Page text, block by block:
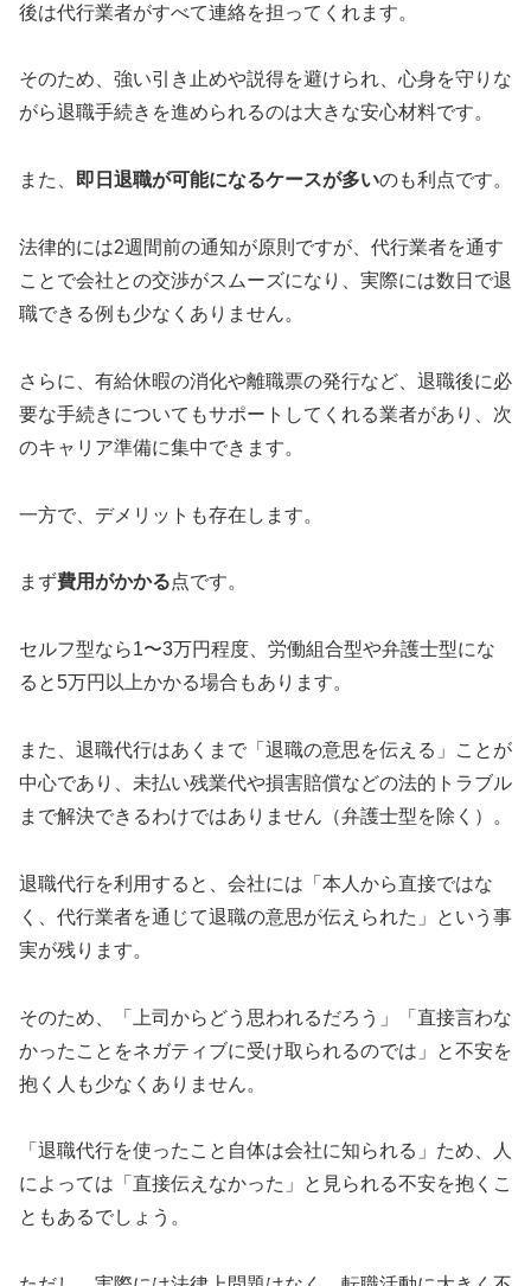
後は代行業者がすべて連絡を担ってくれます。
そのため、強い引き止めや説得を避けられ、心身を守りな
がら退職手続きを進められるのは大きな安心材料です。
また、 即日退職が可能になるケースが多いのも利点です。
法律的には2週間前の通知が原則ですが、代行業者を通す
ことで会社との交渉がスムーズになり、実際には数日で退
職できる例も少なくありません。
さらに、有給休暇の消化や離職票の発行など、退職後に必
要な手続きについてもサポートしてくれる業者があり、次
のキャリア準備に集中できます。
一方で、デメリットも存在します。
まず費用がかかる点です。
セルフ型なら1〜3万円程度、労働組合型や弁護士型にな
ると5万円以上かかる場合もあります。
また、退職代行はあくまで「退職の意思を伝える」ことが
中心であり、未払い残業代や損害賠償などの法的トラブル
まで解決できるわけではありません（弁護士型を除く）。
退職代行を利用すると、会社には「本人から直接ではな
く、代行業者を通じて退職の意思が伝えられた」という事
実が残ります。
そのため、「上司からどう思われるだろう」「直接言わな
かったことをネガティブに受け取られるのでは」と不安を
抱く人も少なくありません。
「退職代行を使ったこと自体は会社に知られる」ため、人
によっては「直接伝えなかった」と見られる不安を抱くこ
ともあるでしょう。